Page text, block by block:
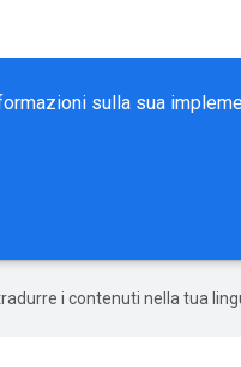
sulla sua
i contenuti nella tua